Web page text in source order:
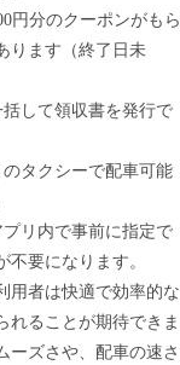
円分のクーポンがもら
ります（終了日未
して領収書を発行で
タクシーで配車可能
リ内で事前に指定で
不要になります。
用者は快適で効率的な
れることが期待できま
ーズさや、配車の速さ